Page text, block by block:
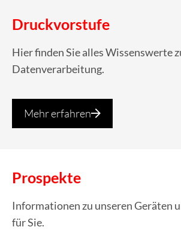
Druckvorstufe
Hier finden Sie alles Wissenswerte
Datenverarbeitung.
Mehr erfahren
Prospekte
Informationen zu unseren Geräten
für Sie.